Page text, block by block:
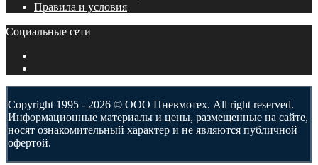
Правила и условия
Социальные сети
Copyright 1995 - 2026 © ООО Пневмотех. All right reserved.
Информационные материалы и цены, размещенные на сайте,
носят ознакомительный характер и не являются публичной
офертой.